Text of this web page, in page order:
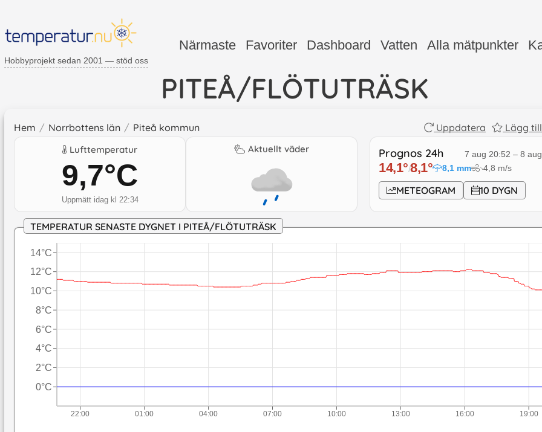
Hobbyprojekt sedan 2001 — stöd oss
Närmaste Favoriter Dashboard Vatten Alla mätpunkter
PITEÅ/FLÖTUTRÄSK
Hem / Norrbottens län / Piteå kommun Uppdatera Lägg
Lufttemperatur
9,7°C
Uppmätt idag kl 22:34
Aktuellt väder Prognos 24h 7 aug 20:52 – 8
14,1°/8,1° 8,1mm ↓4,8 m/s
METEOGRAM 10 DYGN
TEMPERATUR SENASTE DYGNET I PITEÅ/FLÖTUTRÄSK
22:00 01:00 04:00 07:00 10:00 13:00 16:00 19:00
0°C
2°C
4°C
6°C
8°C
10°C
12°C
14°C